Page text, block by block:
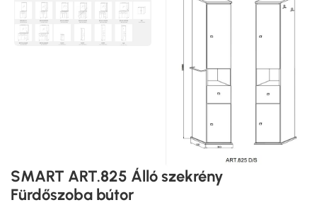
SMART ART.825 Álló szekrény
Fürdőszoba bútor